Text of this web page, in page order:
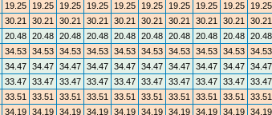
19.25 19.25 19.25 19.25 19.25 19.25 19.25 19.25 19.25 19.25
30.21 30.21 30.21 30.21 30.21 30.21 30.21 30.21 30.21 30.21
20.48 20.48 20.48 20.48 20.48 20.48 20.48 20.48 20.48 20.48
34.53 34.53 34.53 34.53 34.53 34.53 34.53 34.53 34.53 34.53
34.47 34.47 34.47 34.47 34.47 34.47 34.47 34.47 34.47 34.47
33.47 33.47 33.47 33.47 33.47 33.47 33.47 33.47 33.47 33.47
33.51 33.51 33.51 33.51 33.51 33.51 33.51 33.51 33.51 33.51
34.19 34.19 34.19 34.19 34.19 34.19 34.19 34.19 34.19 34.19